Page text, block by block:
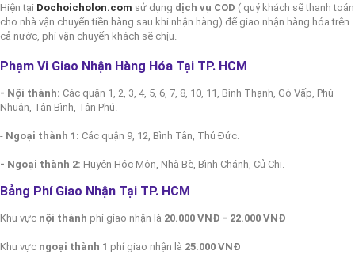
Hiện tại Dochoicholon.com sử dụng dịch vụ COD ( quý khách sẽ thanh toán
cho nhà vận chuyển tiền hàng sau khi nhận hàng) để giao nhận hàng hóa trên
cả nước, phí vận chuyển khách sẽ chịu.
Phạm Vi Giao Nhận Hàng Hóa Tại TP. HCM
- Nội thành: Các quận 1, 2, 3, 4, 5, 6, 7, 8, 10, 11, Bình Thạnh, Gò Vấp, Phú
Nhuận, Tân Bình, Tân Phú.
- Ngoại thành 1: Các quận 9, 12, Bình Tân, Thủ Đức.
- Ngoại thành 2: Huyện Hóc Môn, Nhà Bè, Bình Chánh, Củ Chi.
Bảng Phí Giao Nhận Tại TP. HCM
Khu vực nội thành phí giao nhận là 20.000 VNĐ - 22.000 VNĐ
Khu vực ngoại thành 1 phí giao nhận là 25.000 VNĐ